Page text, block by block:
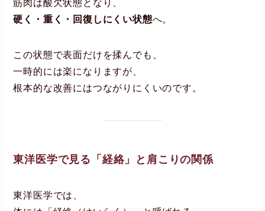
筋肉は酸欠状態となり、
硬く・重く・回復しにくい状態へ。
この状態で表面だけを揉んでも、
一時的には楽になりますが、
根本的な改善にはつながりにくいのです。
東洋医学で見る「経絡」と肩こりの関係
東洋医学では、